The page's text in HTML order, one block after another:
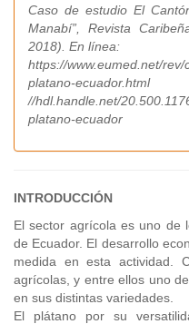
Caso de estudio El
Manabí”, Revista
2018). En línea:
https://www.eumed.net/
platano-ecuador.html
//hdl.handle.net/
platano-ecuador
INTRODUCCIÓN
El sector agrícola es uno de
de Ecuador. El desarrollo
medida en esta actividad.
agrícolas, y entre ellos uno
en sus distintas variedades.
El plátano por su